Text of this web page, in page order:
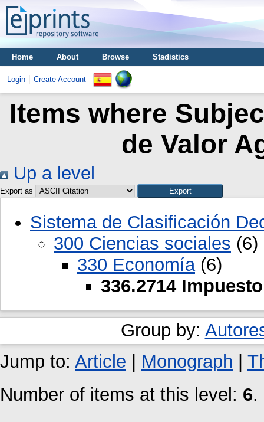
Home About Browse Stadistics
Login Create Account
Items where
de Valor
Up a level
Export as
Sistema de Clasificación
300 Ciencias sociales (6)
330 Economía(6)
336.2714
Group by:
Jump to: Article | Monograph |
Number of items at this level: 6.